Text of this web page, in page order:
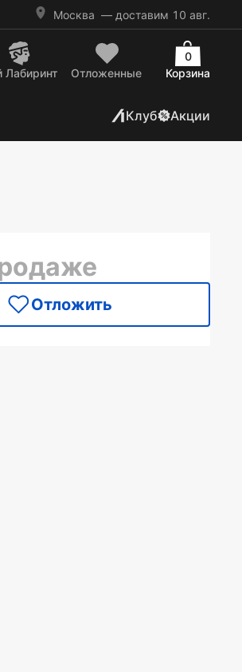
Москва — доставим 10 авг.
Лабиринт Отложенные Корзина
0
Клуб Акции
Отложить